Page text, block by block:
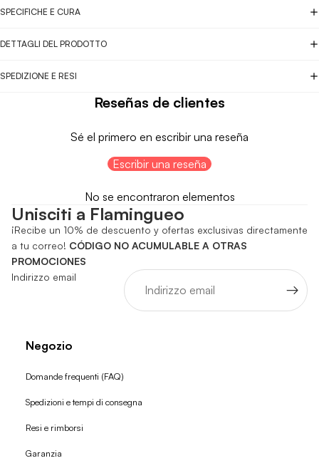
SPECIFICHE E CURA
DETTAGLI DEL PRODOTTO
SPEDIZIONE E RESI
Reseñas de clientes
Sé el primero en escribir una reseña
Escribir una reseña
No se encontraron elementos
Unisciti a Flamingueo
¡Recibe un 10% de descuento y ofertas exclusivas directamente
a tu correo! CÓDIGO NO ACUMULABLE A OTRAS
PROMOCIONES
Indirizzo email
Negozio
Domande frequenti (FAQ)
Spedizioni e tempi di consegna
Resi e rimborsi
Garanzia